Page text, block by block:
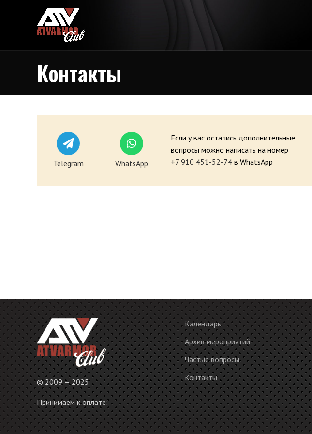
Контакты
Telegram WhatsApp
Если у вас остались дополнительные
вопросы можно написать на номер
+7 910 451-52-74в WhatsApp
© 2009 — 2025
Принимаем к оплате:
Календарь
Архив мероприятий
Частые вопросы
Контакты